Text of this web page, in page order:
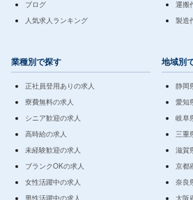
ブログ
人気求人ランキング
運搬
製造
業種別で探す
正社員登用ありの求人
寮費無料の求人
シニア歓迎の求人
高時給の求人
未経験歓迎の求人
ブランクOKの求人
女性活躍中の求人
地域別
静岡
愛知
岐阜
三重
滋賀
京都
奈良